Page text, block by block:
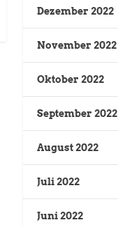
Dezember 2022
November 2022
Oktober 2022
September 2022
August 2022
Juli 2022
Juni 2022